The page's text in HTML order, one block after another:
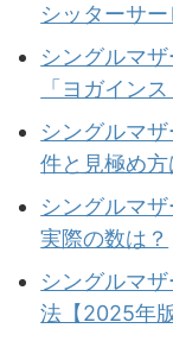
シッターサー
シングルマ
「ヨガイン
シングルマ
件と見極め方
シングルマ
実際の数は？
シングルマ
法【2025年版